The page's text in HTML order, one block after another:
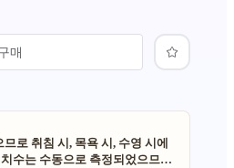
매
로 취침 시, 목욕 시, 수영 시에
수는 수동으로 측정되었으므로